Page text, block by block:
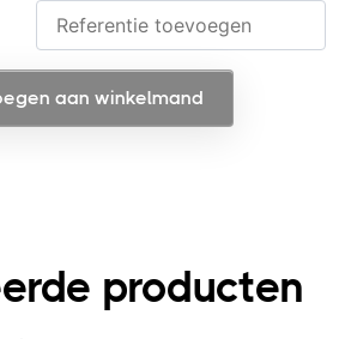
aan winkelmand
producten